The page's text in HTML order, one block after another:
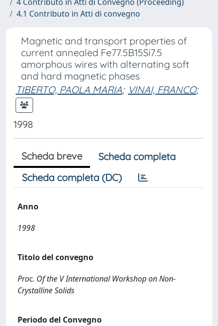
4.1 Contributo in Atti di convegno
Magnetic and transport properties of
current annealed Fe77.5B15Si7.5
amorphous wires with alternating soft
and hard magnetic phases
TIBERTO, PAOLA MARIA; VINAI, FRANCO;
1998
Scheda breve
Scheda completa
Scheda completa (DC)
Anno
1998
Titolo del convegno
Proc. Of the V International Workshop on Non-
Crystalline Solids
Periodo del Convegno